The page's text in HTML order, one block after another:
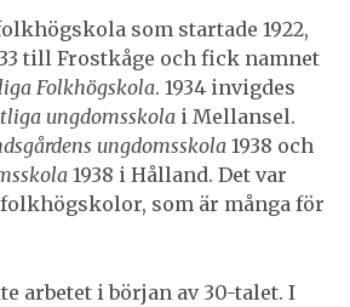
som startade 1922,
till Frostkåge och fick namnet
Folkhögskola. 1934 invigdes
ungdomsskola i Mellansel.
ungdomsskola 1938 och
1938 i Hålland. Det var
som är många för
arbetet i början av 30-talet. I